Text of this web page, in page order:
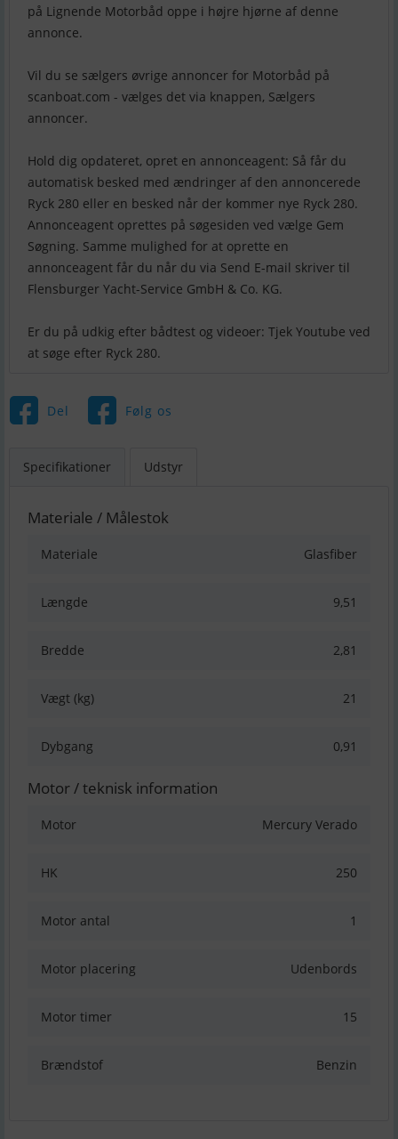
på Lignende Motorbåd oppe i højre hjørne af denne
annonce.
Vil du se sælgers øvrige annoncer for Motorbåd på
scanboat.com - vælges det via knappen, Sælgers
annoncer.
Hold dig opdateret, opret en annonceagent: Så får du
automatisk besked med ændringer af den annoncerede
Ryck 280 eller en besked når der kommer nye Ryck 280.
Annonceagent oprettes på søgesiden ved vælge Gem
Søgning. Samme mulighed for at oprette en
annonceagent får du når du via Send E-mail skriver til
Flensburger Yacht-Service GmbH & Co. KG.
Er du på udkig efter bådtest og videoer: Tjek Youtube ved
Del Følg os
Specifikationer Udstyr
Materiale / Målestok
Materiale Glasfiber
Længde 9,51
Bredde 2,81
Vægt (kg) 21
Dybgang 0,91
Motor / teknisk information
Motor Mercury Verado
HK 250
Motor antal 1
Motor placering Udenbords
Motor timer 15
Brændstof Benzin